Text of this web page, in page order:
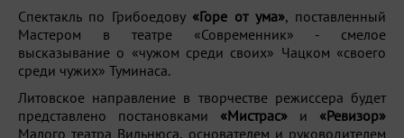
Спектакль по Грибоедову «Горе от ума», поставленный
Мастером в театре «Современник» - смелое
высказывание о «чужом среди своих» Чацком «своего
среди чужих» Туминаса.
Литовское направление в творчестве режиссера будет
представлено постановками «Мистрас» и «Ревизор»
Малого театра Вильнюса, основателем и руководителем